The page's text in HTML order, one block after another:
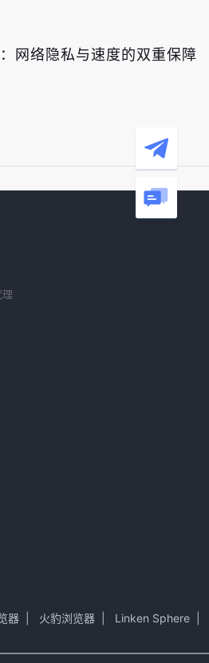
网络隐私与速度的双重保障
器 火豹浏览器 Linken Sphere